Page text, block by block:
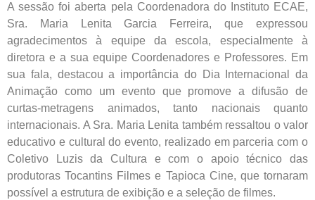
A sessão foi aberta pela Coordenadora do Instituto ECAE,
Sra. Maria Lenita Garcia Ferreira, que expressou
agradecimentos à equipe da escola, especialmente à
diretora e a sua equipe Coordenadores e Professores. Em
sua fala, destacou a importância do Dia Internacional da
Animação como um evento que promove a difusão de
curtas-metragens animados, tanto nacionais quanto
internacionais. A Sra. Maria Lenita também ressaltou o valor
educativo e cultural do evento, realizado em parceria com o
Coletivo Luzis da Cultura e com o apoio técnico das
produtoras Tocantins Filmes e Tapioca Cine, que tornaram
possível a estrutura de exibição e a seleção de filmes.